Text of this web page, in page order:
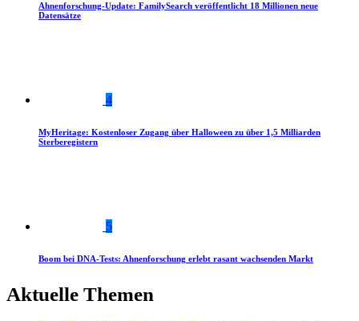
Ahnenforschung-Update: FamilySearch veröffentlicht 18 Millionen neue
Datensätze
4
MyHeritage: Kostenloser Zugang über Halloween zu über 1,5 Milliarden
Sterberegistern
5
Boom bei DNA-Tests: Ahnenforschung erlebt rasant wachsenden Markt
Aktuelle Themen